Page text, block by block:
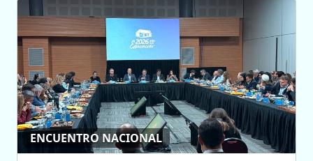
ENCUENTRO NACIONAL